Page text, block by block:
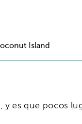
Island
es que pocos